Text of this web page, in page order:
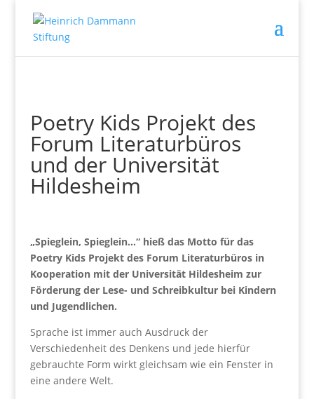
Poetry Kids Projekt des
Forum Literaturbüros
und der Universität
Hildesheim
„Spieglein, Spieglein…“ hieß das Motto für das
Poetry Kids Projekt des Forum Literaturbüros in
Kooperation mit der Universität Hildesheim zur
Förderung der Lese- und Schreibkultur bei Kindern
und Jugendlichen.
Sprache ist immer auch Ausdruck der
Verschiedenheit des Denkens und jede hierfür
gebrauchte Form wirkt gleichsam wie ein Fenster in
eine andere Welt.